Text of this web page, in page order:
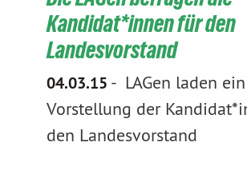
Kandidat*innen für den
Landesvorstand
04.03.15 - LAGen laden
Vorstellung der
den Landesvorstand